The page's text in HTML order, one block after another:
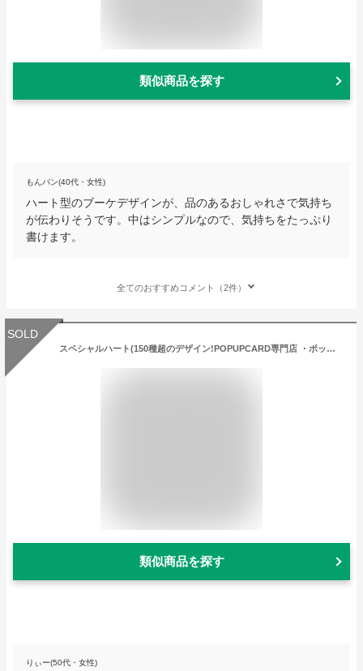
類似商品を探す
もんパン(40代・女性)
ハート型のブーケデザインが、品のあるおしゃれさで気持ち
が伝わりそうです。中はシンプルなので、気持ちをたっぷり
書けます。
全てのおすすめコメント（2件）
SOLD
スペシャルハート(150種超のデザイン!POPUPCARD専門店 ・ポップアップカード屋さん）【誕生日】【バレンタイン】【父の日】【母の日】【クリスマス】【プレゼント】【ギフト】【入学】【卒業】【出産】【結婚祝い】【グリーティング】
類似商品を探す
りぃー(50代・女性)